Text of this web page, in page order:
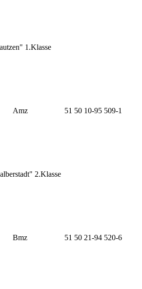
1.Klasse
Amz 51 50 10-95 509-1
2.Klasse
Bmz 51 50 21-94 520-6